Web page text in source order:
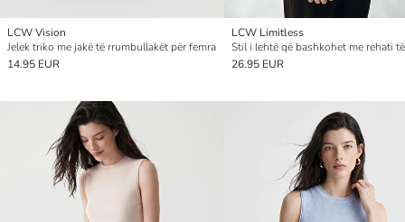
LCW Vision
Jelek triko me jakë të rrumbullakët për femra
14.95 EUR
LCW Limitless
26.95 EUR